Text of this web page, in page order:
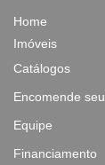
Home
Imóveis
Catálogos
Encomende
Equipe
Financiamento